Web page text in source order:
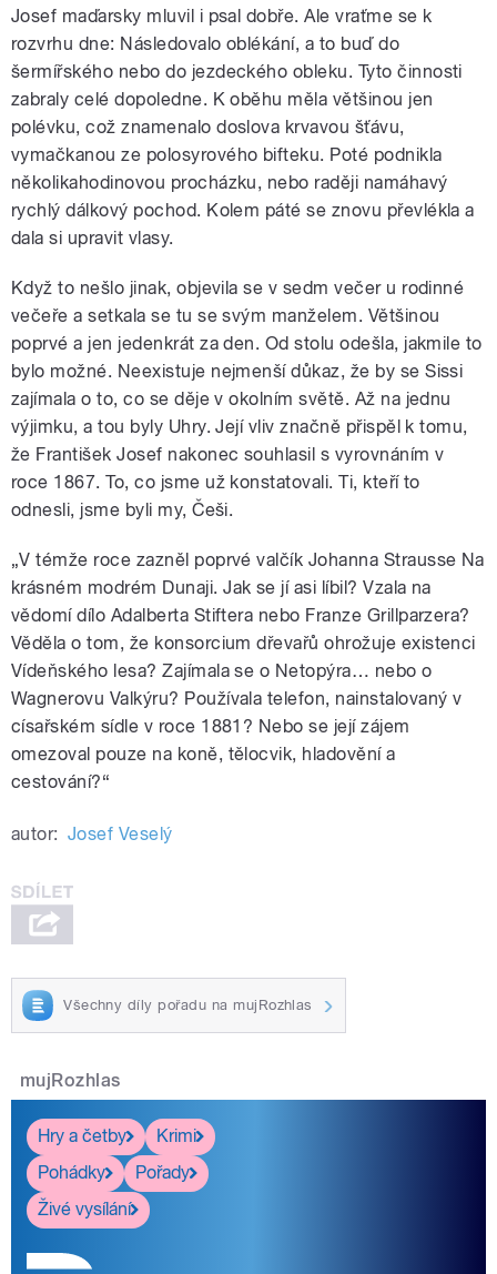
Josef maďarsky mluvil i psal dobře. Ale vraťme se k
rozvrhu dne: Následovalo oblékání, a to buď do
šermířského nebo do jezdeckého obleku. Tyto činnosti
zabraly celé dopoledne. K oběhu měla většinou jen
polévku, což znamenalo doslova krvavou šťávu,
vymačkanou ze polosyrového bifteku. Poté podnikla
několikahodinovou procházku, nebo raději namáhavý
rychlý dálkový pochod. Kolem páté se znovu převlékla a
dala si upravit vlasy.
Když to nešlo jinak, objevila se v sedm večer u rodinné
večeře a setkala se tu se svým manželem. Většinou
poprvé a jen jedenkrát za den. Od stolu odešla, jakmile to
bylo možné. Neexistuje nejmenší důkaz, že by se Sissi
zajímala o to, co se děje v okolním světě. Až na jednu
výjimku, a tou byly Uhry. Její vliv značně přispěl k tomu,
že František Josef nakonec souhlasil s vyrovnáním v
roce 1867. To, co jsme už konstatovali. Ti, kteří to
odnesli, jsme byli my, Češi.
„V témže roce zazněl poprvé valčík Johanna Strausse Na
krásném modrém Dunaji. Jak se jí asi líbil? Vzala na
vědomí dílo Adalberta Stiftera nebo Franze Grillparzera?
Věděla o tom, že konsorcium dřevařů ohrožuje existenci
Vídeňského lesa? Zajímala se o Netopýra… nebo o
Wagnerovu Valkýru? Používala telefon, nainstalovaný v
císařském sídle v roce 1881? Nebo se její zájem
omezoval pouze na koně, tělocvik, hladovění a
cestování?“
autor: Josef Veselý
Všechny díly pořadu na mujRozhlas
mujRozhlas
Hry a četby
Krimi
Pohádky
Pořady
Živé vysílání